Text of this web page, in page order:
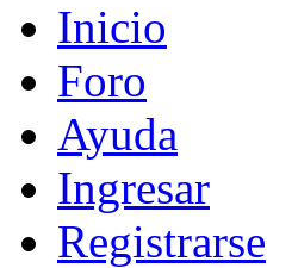
Inicio
Foro
Ayuda
Ingresar
Registrarse